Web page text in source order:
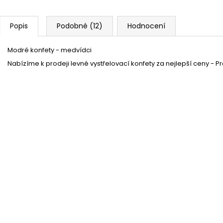
Popis Podobné (12) Hodnocení
Modré konfety - medvídci
Nabízíme k prodeji levné vystřelovací konfety za nejlepší ceny -